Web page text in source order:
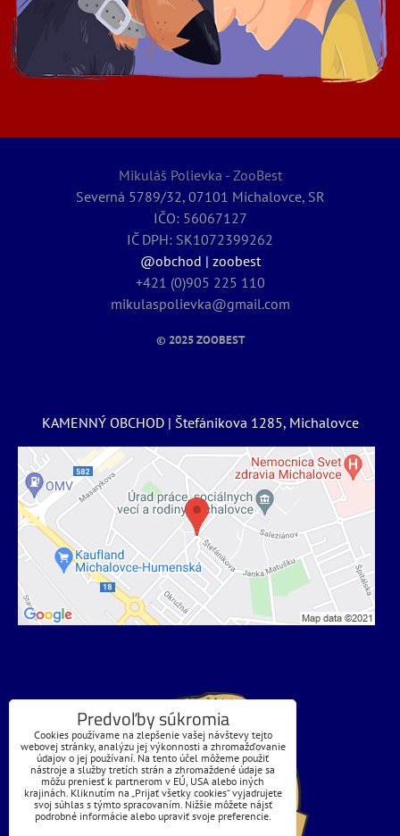
Mikuláš Polievka - ZooBest
Severná 5789/32, 07101 Michalovce, SR
IČO: 56067127
IČ DPH: SK1072399262
@obchod | zoobest
+421 (0)905 225 110
mikulaspolievka@gmail.com
© 2025ZOOBEST
KAMENNÝ OBCHOD | Štefánikova 1285, Michalovce
Predvoľby súkromia
Cookies používame na zlepšenie vašej návštevy tejto
webovej stránky, analýzu jej výkonnosti a zhromažďovanie
údajov o jej používaní. Na tento účel môžeme použiť
nástroje a služby tretích strán a zhromaždené údaje sa
môžu preniesť k partnerom v EÚ, USA alebo iných
krajinách. Kliknutím na „Prijať všetky cookies“ vyjadrujete
svoj súhlas s týmto spracovaním. Nižšie môžete nájsť
podrobné informácie alebo upraviť svoje preferencie.